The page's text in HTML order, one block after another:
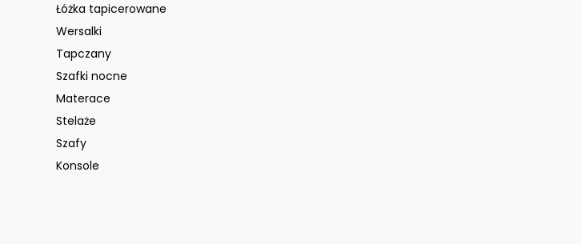
Łóżka tapicerowane
Wersalki
Tapczany
Szafki nocne
Materace
Stelaże
Szafy
Konsole